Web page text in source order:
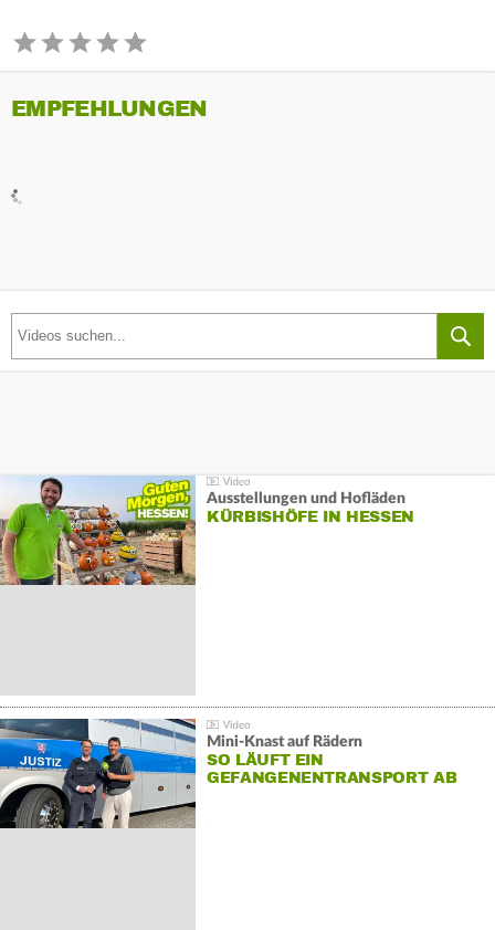
EMPFEHLUNGEN
Ausstellungen und Hofläden
KÜRBISHÖFE IN HESSEN
Mini-Knast auf Rädern
SO LÄUFT EIN
GEFANGENENTRANSPORT AB